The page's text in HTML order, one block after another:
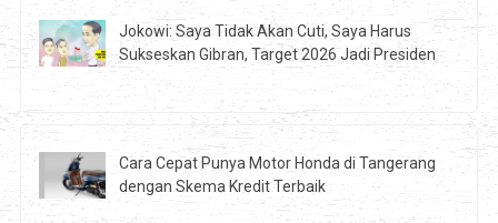
Jokowi: Saya Tidak Akan Cuti, Saya Harus
Sukseskan Gibran, Target 2026 Jadi Presiden
Cara Cepat Punya Motor Honda di Tangerang
dengan Skema Kredit Terbaik